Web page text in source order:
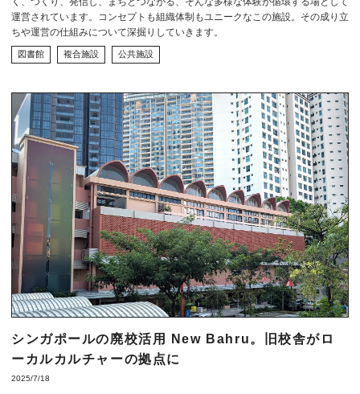
運営されています。コンセプトも組織体制もユニークなこの施設。その成り立
ちや運営の仕組みについて深掘りしていきます。
図書館 複合施設 公共施設
シンガポールの廃校活用 New Bahru。旧校舎がロ
ーカルカルチャーの拠点に
2025/7/18